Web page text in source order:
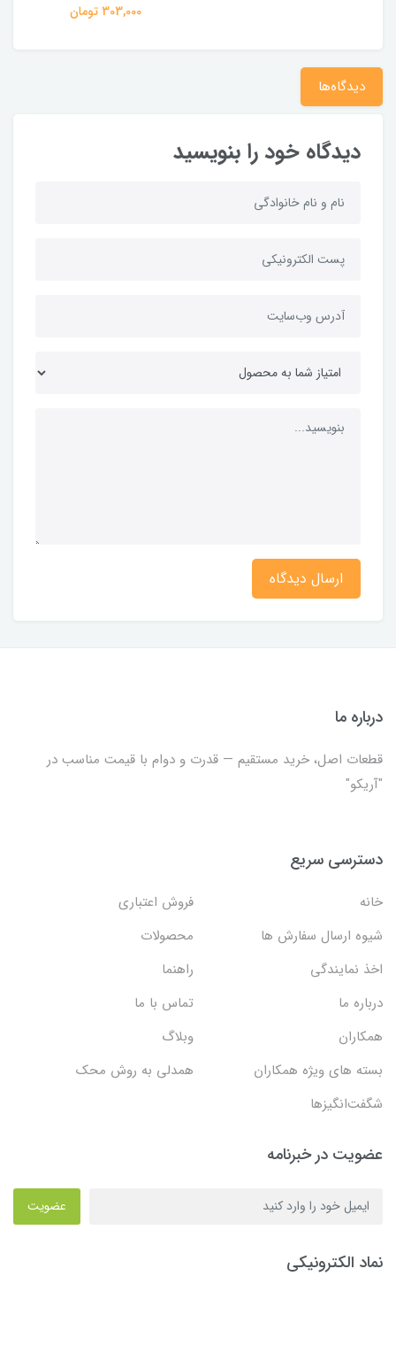
303,000 تومان
دیدگاه‌ها
دیدگاه خود را بنویسید
ارسال دیدگاه
درباره ما
قطعات اصل، خرید مستقیم — قدرت و دوام با قیمت مناسب در
"آریکو"
دسترسی سریع
خانه
فروش اعتباری
شیوه ارسال سفارش ها
محصولات
اخذ نمایندگی
راهنما
درباره ما
تماس با ما
همکاران
وبلاگ
بسته های ویژه همکاران
همدلی به روش محک
شگفت‌انگیزها
عضویت در خبرنامه
عضویت
نماد الکترونیکی